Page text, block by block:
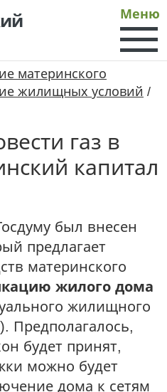
Меню
материнского
жилищных условий /
газ в
капитал
был внесен
предлагает
материнского
жилого дома
жилищного
Предполагалось,
будет принят,
можно будет
дома к сетям